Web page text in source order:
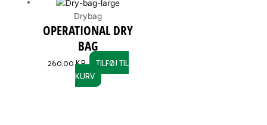
Drybag
OPERATIONAL DRY
BAG
260,00KR.
TILFØJ TIL
KURV